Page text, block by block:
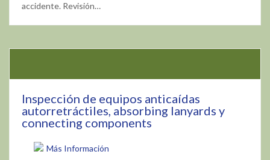
accidente. Revisión…
Inspección de equipos anticaídas
autorretráctiles, absorbing lanyards y
connecting components
Más Información